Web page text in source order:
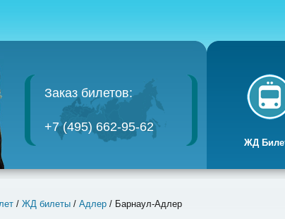
Заказ билетов:
+7 (495) 662-95-62
ЖД
/ ЖД билеты/ Адлер/ Барнаул-Адлер